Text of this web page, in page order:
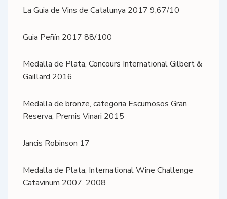
La Guia de Vins de Catalunya 2017 9,67/10
Guia Peñín 2017 88/100
Medalla de Plata, Concours International Gilbert &
Gaillard 2016
Medalla de bronze, categoria Escumosos Gran
Reserva, Premis Vinari 2015
Jancis Robinson 17
Medalla de Plata, International Wine Challenge
Catavinum 2007, 2008